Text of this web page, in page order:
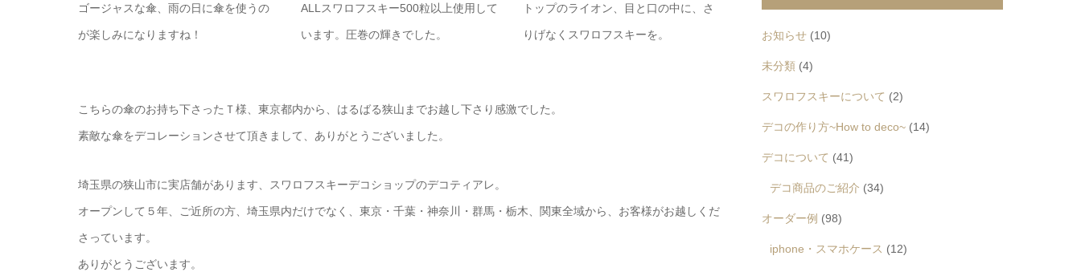
ゴージャスな傘、雨の日に傘を使うの
が楽しみになりますね！
ALLスワロフスキー500粒以上使用して
います。圧巻の輝きでした。
トップのライオン、目と口の中に、さ
りげなくスワロフスキーを。
こちらの傘のお持ち下さったＴ様、東京都内から、はるばる狭山までお越し下さり感激でした。
素敵な傘をデコレーションさせて頂きまして、ありがとうございました。
埼玉県の狭山市に実店舗があります、スワロフスキーデコショップのデコティアレ。
オープンして５年、ご近所の方、埼玉県内だけでなく、東京・千葉・神奈川・群馬・栃木、関東全域から、お客様がお越しくだ
さっています。
ありがとうございます。
お知らせ (10)
未分類 (4)
スワロフスキーについて (2)
デコの作り方~How to deco~ (14)
デコについて (41)
デコ商品のご紹介 (34)
オーダー例 (98)
iphone・スマホケース (12)